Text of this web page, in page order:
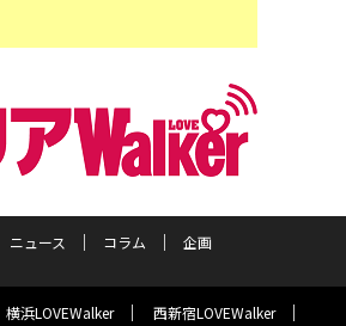
ニュース コラム 企画
横浜LOVEWalker
西新宿LOVEWalker